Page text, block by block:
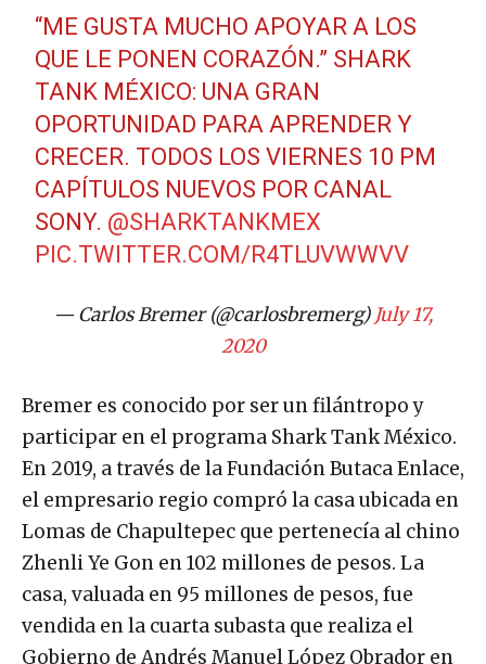
“ME GUSTA MUCHO APOYAR A LOS
QUE LE PONEN CORAZÓN.” SHARK
TANK MÉXICO: UNA GRAN
OPORTUNIDAD PARA APRENDER Y
CRECER. TODOS LOS VIERNES 10 PM
CAPÍTULOS NUEVOS POR CANAL
SONY. @SHARKTANKMEX
PIC.TWITTER.COM/R4TLUVWWVV
— Carlos Bremer (@carlosbremerg) July 17,
2020
Bremer es conocido por ser un filántropo y
participar en el programa Shark Tank México.
En 2019, a través de la Fundación Butaca Enlace,
el empresario regio compró la casa ubicada en
Lomas de Chapultepec que pertenecía al chino
Zhenli Ye Gon en 102 millones de pesos. La
casa, valuada en 95 millones de pesos, fue
vendida en la cuarta subasta que realiza el
Gobierno de Andrés Manuel López Obrador en